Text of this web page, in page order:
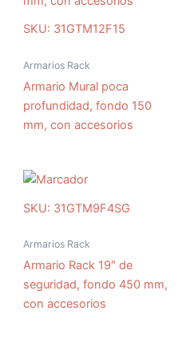
SKU: 31GTM12F15
Armarios Rack
Armario Mural poca
profundidad, fondo 150
mm, con accesorios
SKU: 31GTM9F4SG
Armarios Rack
Armario Rack 19″ de
seguridad, fondo 450 mm,
con accesorios